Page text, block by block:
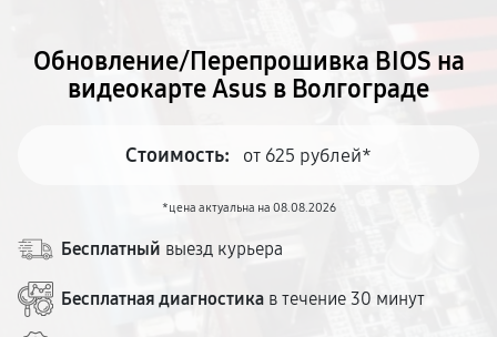
Обновление/Перепрошивка BIOS на
видеокарте Asus в Волгограде
Стоимость: от 625 рублей*
*цена актуальна на 08.08.2026
Бесплатный выезд курьера
Бесплатная диагностика в течение 30 минут